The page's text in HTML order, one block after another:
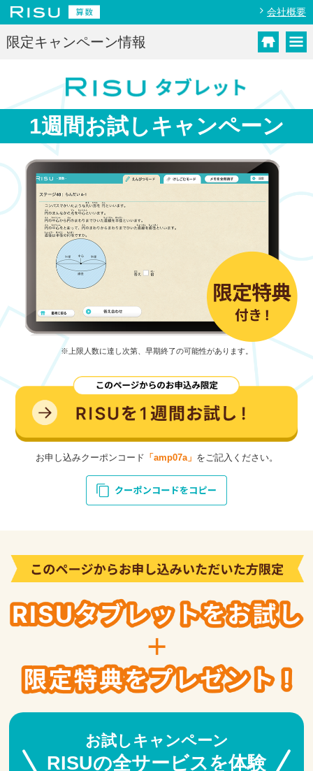
会社概要
限定キャンペーン情報
1週間お試し キャンペーン
※上限人数に達し次第、早期終了の可能性があります。
お申し込みクーポンコード 「amp07a」 をご記入ください。
お試しキャンペーン
RISUの全サービスを体験